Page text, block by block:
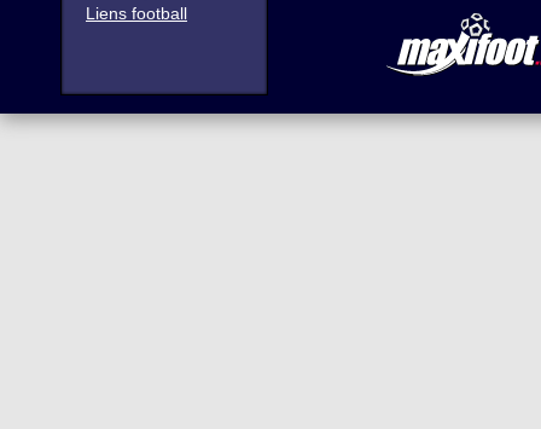
Liens football